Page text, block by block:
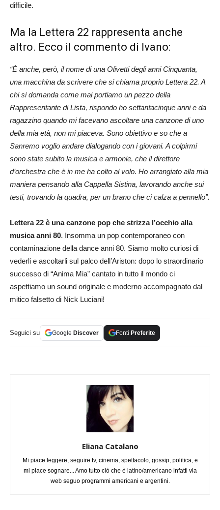
difficile.
Ma la Lettera 22 rappresenta anche
altro. Ecco il commento di Ivano:
“È anche, però, il nome di una Olivetti degli anni Cinquanta,
una macchina da scrivere che si chiama proprio Lettera 22. A
chi si domanda come mai portiamo un pezzo della
Rappresentante di Lista, rispondo ho settantacinque anni e da
ragazzino quando mi facevano ascoltare una canzone di uno
della mia età, non mi piaceva. Sono obiettivo e so che a
Sanremo voglio andare dialogando con i giovani. A colpirmi
sono state subito la musica e armonie, che il direttore
d’orchestra che è in me ha colto al volo. Ho arrangiato alla mia
maniera pensando alla Cappella Sistina, lavorando anche sui
testi, trovando la quadra, per un brano che ci calza a pennello”.
Lettera 22 è una canzone pop che strizza l’occhio alla
musica anni 80. Insomma un pop contemporaneo con
contaminazione della dance anni 80. Siamo molto curiosi di
vederli e ascoltarli sul palco dell’Ariston: dopo lo straordinario
successo di “Anima Mia” cantato in tutto il mondo ci
aspettiamo un sound originale e moderno accompagnato dal
mitico falsetto di Nick Luciani!
Seguici su Google Discover Fonti Preferite
Eliana Catalano
Mi piace leggere, seguire tv, cinema, spettacolo, gossip, politica, e
mi piace sognare... Amo tutto ciò che è latino/americano infatti via
web seguo programmi americani e argentini.